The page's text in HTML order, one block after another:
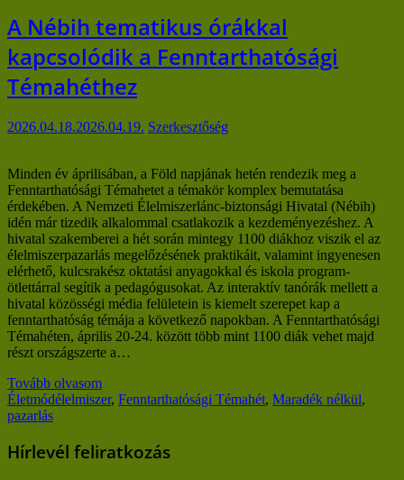
A Nébih tematikus órákkal
kapcsolódik a Fenntarthatósági
Témahéthez
2026.04.18.2026.04.19. Szerkesztőség
Minden év áprilisában, a Föld napjának hetén rendezik meg a
Fenntarthatósági Témahetet a témakör komplex bemutatása
érdekében. A Nemzeti Élelmiszerlánc-biztonsági Hivatal (Nébih)
idén már tizedik alkalommal csatlakozik a kezdeményezéshez. A
hivatal szakemberei a hét során mintegy 1100 diákhoz viszik el az
élelmiszerpazarlás megelőzésének praktikáit, valamint ingyenesen
elérhető, kulcsrakész oktatási anyagokkal és iskola program-
ötlettárral segítik a pedagógusokat. Az interaktív tanórák mellett a
hivatal közösségi média felületein is kiemelt szerepet kap a
fenntarthatóság témája a következő napokban. A Fenntarthatósági
Témahéten, április 20-24. között több mint 1100 diák vehet majd
részt országszerte a…
Tovább olvasom
Életmódélelmiszer, Fenntarthatósági Témahét, Maradék nélkül,
pazarlás
Hírlevél feliratkozás